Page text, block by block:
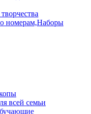
номерам,Наборы
всей семьи